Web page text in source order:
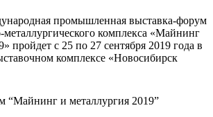
промышленная выставка-форум
комплекса «Майнинг
пройдет с 25 по 27 сентября 2019 года в
комплексе «Новосибирск